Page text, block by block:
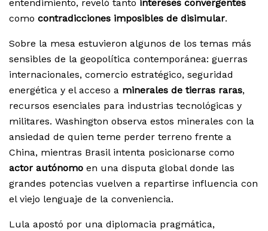
entendimiento, reveló tanto intereses convergentes
como contradicciones imposibles de disimular.
Sobre la mesa estuvieron algunos de los temas más
sensibles de la geopolítica contemporánea: guerras
internacionales, comercio estratégico, seguridad
energética y el acceso a minerales de tierras raras,
recursos esenciales para industrias tecnológicas y
militares. Washington observa estos minerales con la
ansiedad de quien teme perder terreno frente a
China, mientras Brasil intenta posicionarse como
actor autónomo en una disputa global donde las
grandes potencias vuelven a repartirse influencia con
el viejo lenguaje de la conveniencia.
Lula apostó por una diplomacia pragmática,